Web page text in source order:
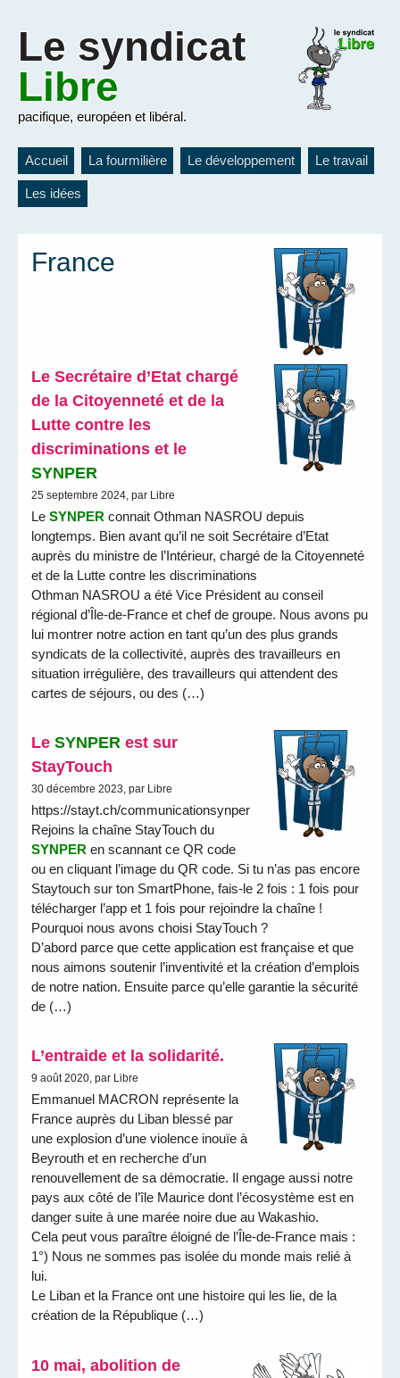
Le syndicat
Libre
pacifique, européen et libéral.
Accueil La fourmilière Le développement Le travail
Les idées
France
Le Secrétaire d’Etat chargé
de la Citoyenneté et de la
Lutte contre les
discriminations et le
SYNPER
25 septembre 2024, par Libre
LeSYNPER connait Othman NASROU depuis
longtemps. Bien avant qu’il ne soit Secrétaire d’Etat
auprès du ministre de l’Intérieur, chargé de la Citoyenneté
et de la Lutte contre les discriminations
Othman NASROU a été Vice Président au conseil
régional d’Île-de-France et chef de groupe. Nous avons pu
lui montrer notre action en tant qu’un des plus grands
syndicats de la collectivité, auprès des travailleurs en
situation irrégulière, des travailleurs qui attendent des
cartes de séjours, ou des (…)
LeSYNPER est sur
StayTouch
30 décembre 2023, par Libre
https://stayt.ch/communicationsynper
Rejoins la chaîne StayTouch du
SYNPER en scannant ce QR code
ou en cliquant l’image du QR code. Si tu n’as pas encore
Staytouch sur ton SmartPhone, fais-le 2 fois : 1 fois pour
télécharger l’app et 1 fois pour rejoindre la chaîne !
Pourquoi nous avons choisi StayTouch ?
D’abord parce que cette application est française et que
nous aimons soutenir l’inventivité et la création d’emplois
de notre nation. Ensuite parce qu’elle garantie la sécurité
de (…)
L’entraide et la solidarité.
9 août 2020, par Libre
Emmanuel MACRON représente la
France auprès du Liban blessé par
une explosion d’une violence inouïe à
Beyrouth et en recherche d’un
renouvellement de sa démocratie. Il engage aussi notre
pays aux côté de l’île Maurice dont l’écosystème est en
danger suite à une marée noire due au Wakashio.
Cela peut vous paraître éloigné de l’Île-de-France mais :
1°) Nous ne sommes pas isolée du monde mais relié à
lui.
Le Liban et la France ont une histoire qui les lie, de la
création de la République (…)
10 mai, abolition de